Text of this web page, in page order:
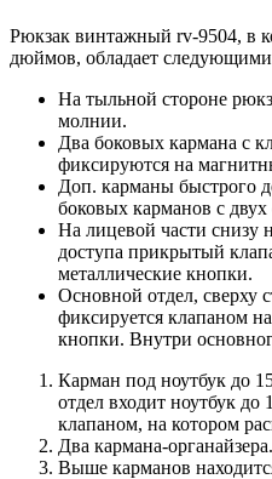
Рюкзак винтажный rv-9504, в
дюймов, обладает
На тыльной стороне
молнии.
Два боковых кармана с
фиксируются на
Доп. карманы быстрого
боковых карманов с двух
На лицевой части снизу
доступа прикрытый
металлические кнопки.
Основной отдел, сверху
фиксируется клапаном
кнопки. Внутри
Карман под ноутбук до
отдел входит ноутбук
клапаном, на котором
Два кармана-органайзера.
Выше карманов